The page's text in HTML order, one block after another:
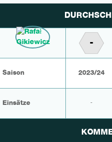
-
Saison 2023/24
Einsätze -